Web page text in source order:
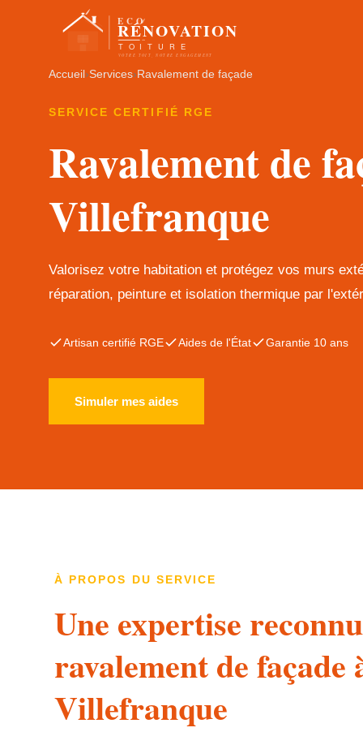
Accueil ›Services› Ravalement de façade
SERVICE CERTIFIÉ RGE
Ravalement de
Villefranque
Valorisez votre habitation et protégez vos murs
réparation, peinture et isolation thermique par
Artisan certifié RGE Aides de l'État Garantie 10 ans
Simuler mes aides
À PROPOS DU SERVICE
Une expertise
ravalement de façade
Villefranque